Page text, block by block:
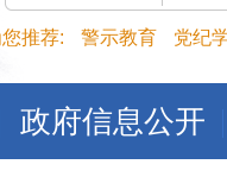
推荐: 警示教育 党纪
政府信息公开